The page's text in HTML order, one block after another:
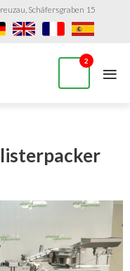
Schäfersgraben 15
2 ≡